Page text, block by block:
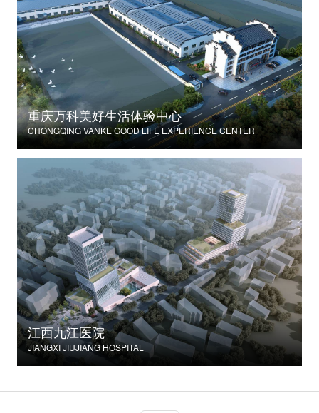
重庆万科美好生活体验中心
CHONGQING VANKE GOOD LIFE EXPERIENCE CENTER
江西九江医院
JIANGXI JIUJIANG HOSPITAL